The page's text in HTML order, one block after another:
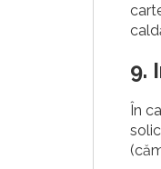
9.
În